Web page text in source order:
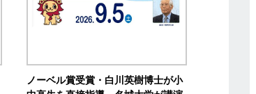
ノーベル賞受賞・白川英樹博士が小